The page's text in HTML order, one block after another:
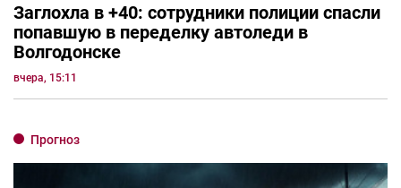
Заглохла в +40: сотрудники полиции спасли
попавшую в переделку автоледи в
Волгодонске
вчера, 15:11
Прогноз